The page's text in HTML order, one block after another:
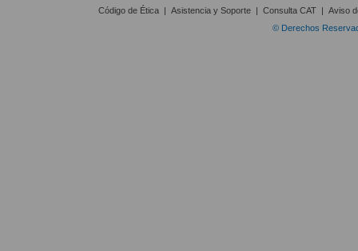
Código de Ética | Asistencia y Soporte | Consulta CAT | Aviso
© Derechos